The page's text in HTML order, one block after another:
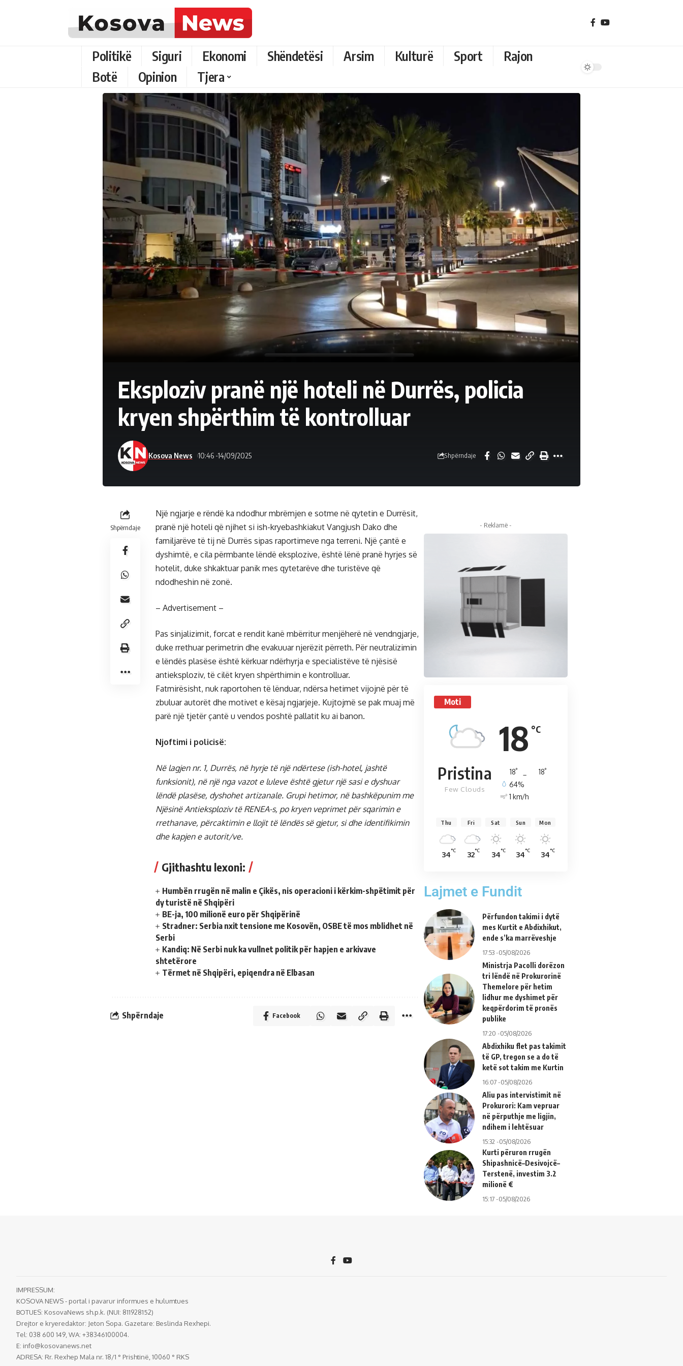
Politikë Siguri Ekonomi Shëndetësi Arsim Kulturë Sport
Rajon
Botë
Opinion Tjera
Eksploziv pranë një hoteli në Durrës, policia
kryen shpërthim të kontrolluar
Kosova News 10:46 -14/09/2025 Shpërndaje
Shpërndaje
Një ngjarje e rëndë ka ndodhur mbrëmjen e sotme në qytetin e Durrësit,
pranë një hoteli që njihet si ish-kryebashkiakut Vangjush Dako dhe
familjarëve të tij në Durrës sipas raportimeve nga terreni. Një çantë e
dyshimtë, e cila përmbante lëndë eksplozive, është lënë pranë hyrjes së
hotelit, duke shkaktuar panik mes qytetarëve dhe turistëve që
ndodheshin në zonë.
– Advertisement –
Pas sinjalizimit, forcat e rendit kanë mbërritur menjëherë në vendngjarje,
duke rrethuar perimetrin dhe evakuuar njerëzit përreth. Për neutralizimin
e lëndës plasëse është kërkuar ndërhyrja e specialistëve të njësisë
antieksploziv, të cilët kryen shpërthimin e kontrolluar.
Fatmirësisht, nuk raportohen të lënduar, ndërsa hetimet vijojnë për të
zbuluar autorët dhe motivet e kësaj ngjarjeje. Kujtojmë se pak muaj më
parë një tjetër çantë u vendos poshtë pallatit ku ai banon.
Njoftimi i policisë:
Në lagjen nr. 1, Durrës, në hyrje të një ndërtese (ish-hotel, jashtë
funksionit), në një nga vazot e luleve është gjetur një sasi e dyshuar
lëndë plasëse, dyshohet artizanale. Grupi hetimor, në bashkëpunim me
Njësinë Antieksploziv të RENEA-s, po kryen veprimet për sqarimin e
rrethanave, përcaktimin e llojit të lëndës së gjetur, si dhe identifikimin
dhe kapjen e autorit/ve.
Gjithashtu lexoni:
Humbën rrugën në malin e Çikës, nis operacioni i kërkim-shpëtimit për
dy turistë në Shqipëri
BE-ja, 100 milionë euro për Shqipërinë
Stradner: Serbia nxit tensione me Kosovën, OSBE të mos mblidhet në
Serbi
Kandiq: Në Serbi nuk ka vullnet politik për hapjen e arkivave
shtetërore
Tërmet në Shqipëri, epiqendra në Elbasan
Shpërndaje Facebook
- Reklamë -
Moti
18 °C
Pristina
Few Clouds
18° 18°
64%
1 km/h
Thu
34°C
Fri
32°C
Sat
34°C
Sun
34°C
Mon
34°C
Lajmet e Fundit
Përfundon takimi i dytë
mes Kurtit e Abdixhikut,
ende s’ka marrëveshje
17:53 -05/08/2026
Ministrja Pacolli dorëzon
tri lëndë në Prokurorinë
Themelore për hetim
lidhur me dyshimet për
keqpërdorim të pronës
publike
17:20 -05/08/2026
Abdixhiku flet pas takimit
të GP, tregon se a do të
ketë sot takim me Kurtin
16:07 -05/08/2026
Aliu pas intervistimit në
Prokurori: Kam vepruar
në përputhje me ligjin,
ndihem i lehtësuar
15:32 -05/08/2026
Kurti përuron rrugën
Shipashnicë–Desivojcë–
Terstenë, investim 3.2
milionë €
15:17 -05/08/2026
IMPRESSUM:
KOSOVA NEWS - portal i pavarur informues e hulumtues
BOTUES: KosovaNews sh.p.k. (NUI: 811928152)
Drejtor e kryeredaktor: Jeton Sopa. Gazetare: Beslinda Rexhepi.
Tel: 038 600 149, WA: +38346100004.
E: info@kosovanews.net
ADRESA: Rr. Rexhep Mala nr. 18/1 ° Prishtinë, 10060 ° RKS